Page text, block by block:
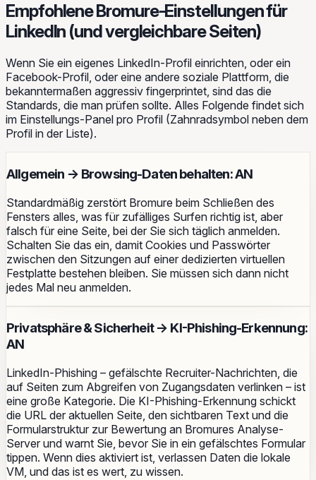
Empfohlene Bromure-Einstellungen für
LinkedIn (und vergleichbare Seiten)
Wenn Sie ein eigenes LinkedIn-Profil einrichten, oder ein
Facebook-Profil, oder eine andere soziale Plattform, die
bekanntermaßen aggressiv fingerprintet, sind das die
Standards, die man prüfen sollte. Alles Folgende findet sich
im Einstellungs-Panel pro Profil (Zahnradsymbol neben dem
Profil in der Liste).
Allgemein → Browsing-Daten behalten: AN
Standardmäßig zerstört Bromure beim Schließen des
Fensters alles, was für zufälliges Surfen richtig ist, aber
falsch für eine Seite, bei der Sie sich täglich anmelden.
Schalten Sie das ein, damit Cookies und Passwörter
zwischen den Sitzungen auf einer dedizierten virtuellen
Festplatte bestehen bleiben. Sie müssen sich dann nicht
jedes Mal neu anmelden.
Privatsphäre & Sicherheit → KI-Phishing-Erkennung:
AN
LinkedIn-Phishing – gefälschte Recruiter-Nachrichten, die
auf Seiten zum Abgreifen von Zugangsdaten verlinken – ist
eine große Kategorie. Die KI-Phishing-Erkennung schickt
die URL der aktuellen Seite, den sichtbaren Text und die
Formularstruktur zur Bewertung an Bromures Analyse-
Server und warnt Sie, bevor Sie in ein gefälschtes Formular
tippen. Wenn dies aktiviert ist, verlassen Daten die lokale
VM, und das ist es wert, zu wissen.